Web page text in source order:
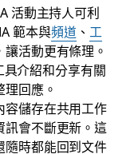
活動主持人可利
範本與頻道 、 工
活動更有條理。
介紹和分享有關
回應。
容儲存在共用工作
會不斷更新。這
時都能回到文件